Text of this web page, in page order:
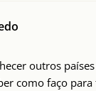
outros
como faço para